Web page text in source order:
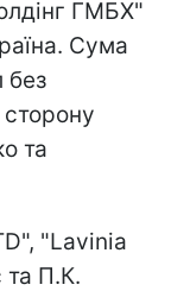
ГМБХ"
Сума
без
та
"Lavinia
та П.К.